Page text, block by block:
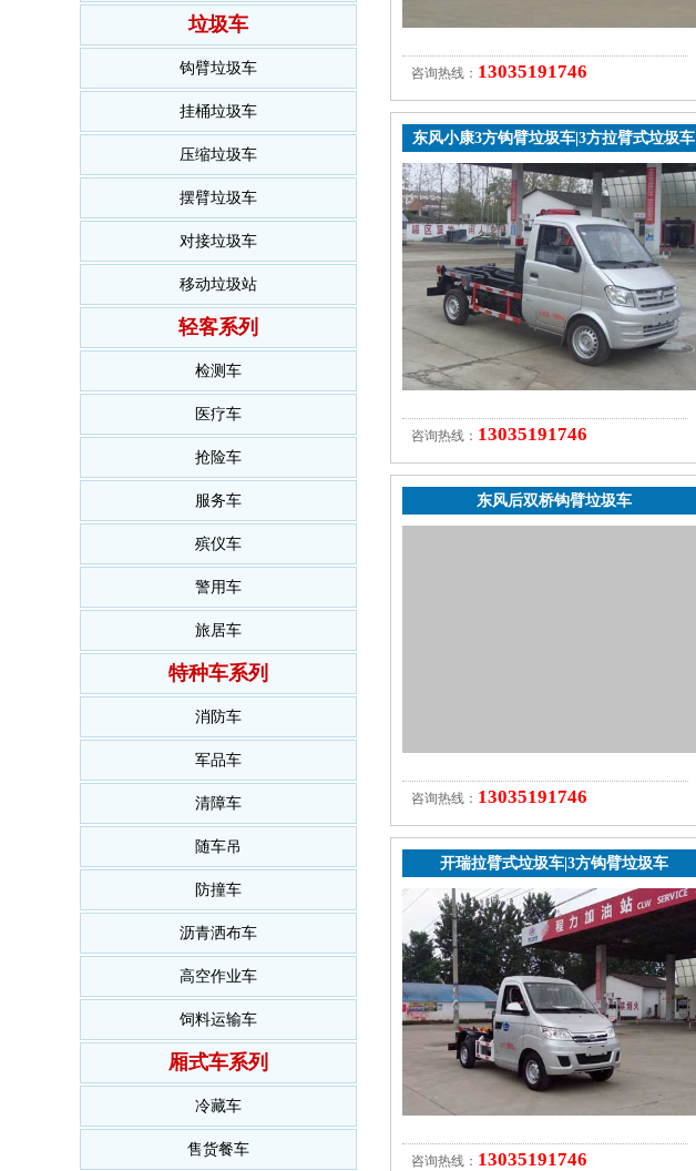
垃圾车
钩臂垃圾车
挂桶垃圾车
压缩垃圾车
摆臂垃圾车
对接垃圾车
移动垃圾站
轻客系列
检测车
医疗车
抢险车
服务车
殡仪车
警用车
旅居车
特种车系列
消防车
军品车
清障车
随车吊
防撞车
沥青洒布车
高空作业车
饲料运输车
厢式车系列
冷藏车
售货餐车
咨询热线： 13035191746
东风小康3方钩臂垃圾车|3方拉臂式垃圾车
咨询热线： 13035191746
东风后双桥钩臂垃圾车
咨询热线： 13035191746
开瑞拉臂式垃圾车|3方钩臂垃圾车
咨询热线： 13035191746